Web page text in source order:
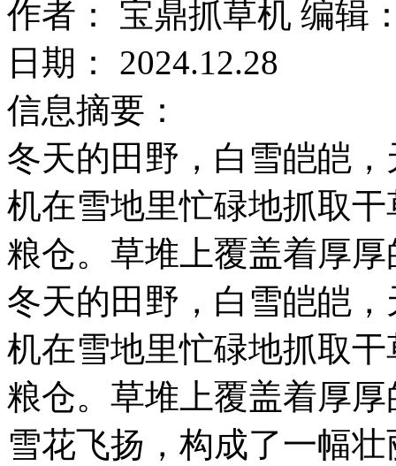
作者： 宝鼎抓草机 编辑
日期： 2024.12.28
信息摘要：
冬天的田野，白雪皑皑
机在雪地里忙碌地抓取
粮仓。草堆上覆盖着厚
冬天的田野，白雪皑皑
机在雪地里忙碌地抓取
粮仓。草堆上覆盖着厚
雪花飞扬，构成了一幅